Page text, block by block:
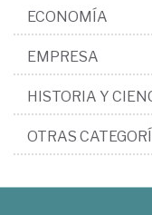
ECONOMÍA
EMPRESA
HISTORIA Y
OTRAS